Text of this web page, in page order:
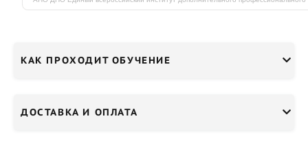
КАК ПРОХОДИТ ОБУЧЕНИЕ
ДОСТАВКА И ОПЛАТА